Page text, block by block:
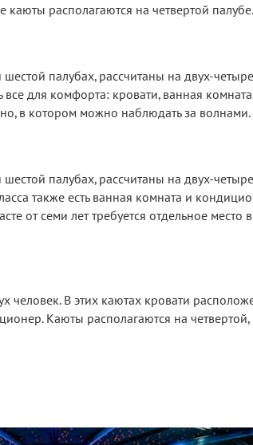
каюты располагаются на четвертой палубе.
палубах, рассчитаны на двух-
все для комфорта: кровати, ванная
в котором можно наблюдать за волнами.
палубах, рассчитаны на двух-
также есть ванная комната и
от семи лет требуется отдельное место
человек. В этих каютах кровати
Каюты располагаются на